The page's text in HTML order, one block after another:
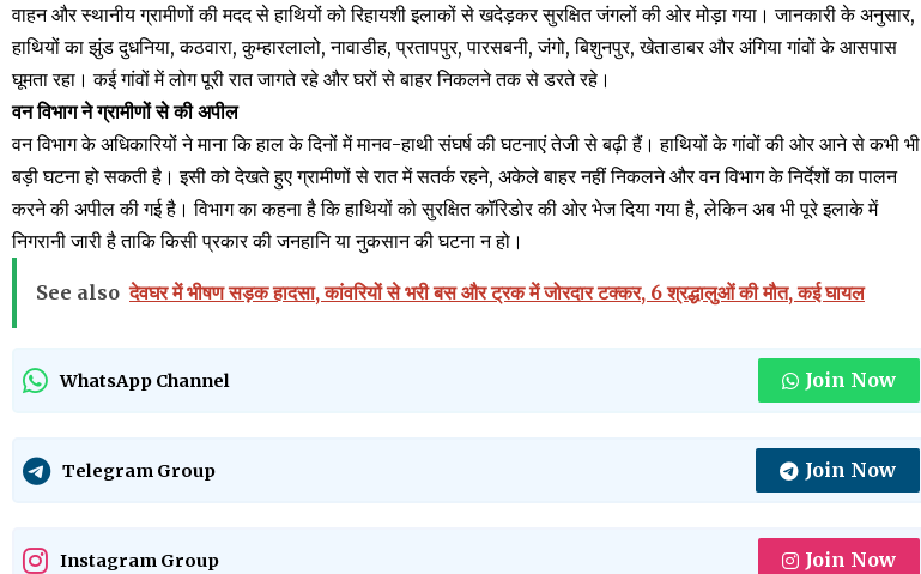
वाहन और स्थानीय ग्रामीणों की मदद से हाथियों को रिहायशी इलाकों से खदेड़कर सुरक्षित जंगलों की ओर मोड़ा गया। जानकारी के अनुसार,
हाथियों का झुंड दुधनिया, कठवारा, कुम्हारलालो, नावाडीह, प्रतापपुर, पारसबनी, जंगो, बिशुनपुर, खेताडाबर और अंगिया गांवों के आसपास
घूमता रहा। कई गांवों में लोग पूरी रात जागते रहे और घरों से बाहर निकलने तक से डरते रहे।
वन विभाग ने ग्रामीणों से की अपील
वन विभाग के अधिकारियों ने माना कि हाल के दिनों में मानव-हाथी संघर्ष की घटनाएं तेजी से बढ़ी हैं। हाथियों के गांवों की ओर आने से कभी भी
बड़ी घटना हो सकती है। इसी को देखते हुए ग्रामीणों से रात में सतर्क रहने, अकेले बाहर नहीं निकलने और वन विभाग के निर्देशों का पालन
करने की अपील की गई है। विभाग का कहना है कि हाथियों को सुरक्षित कॉरिडोर की ओर भेज दिया गया है, लेकिन अब भी पूरे इलाके में
निगरानी जारी है ताकि किसी प्रकार की जनहानि या नुकसान की घटना न हो।
See also देवघर में भीषण सड़क हादसा, कांवरियों से भरी बस और ट्रक में जोरदार टक्कर, 6 श्रद्धालुओं की मौत, कई घायल
WhatsApp Channel Join Now
Telegram Group Join Now
Instagram Group Join Now